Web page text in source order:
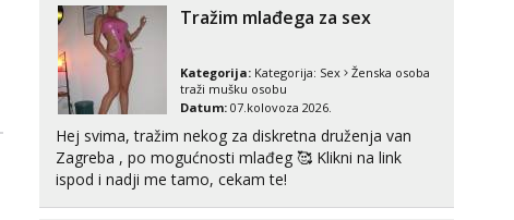
Tražim mlađega za sex
Kategorija: Kategorija: Sex
Ženska osoba
traži mušku osobu
Datum: 07.kolovoza 2026.
Hej svima, tražim nekog za diskretna druženja van
Zagreba , po mogućnosti mlađeg 🥰 Klikni na link
ispod i nadji me tamo, cekam te!